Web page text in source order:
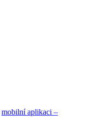
mobilní aplikaci –